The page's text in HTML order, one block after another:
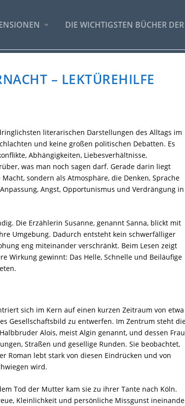
DIE WICHTIGSTEN BÜCHER
– LEKTÜREHILFE
literarischen Darstellungen des Alltags im
und keine großen politischen Debatten. Es
Abhängigkeiten, Liebesverhältnisse,
was man noch sagen darf. Gerade darin liegt
sondern als Atmosphäre, die Denken, Sprache
Angst, Opportunismus und Verdrängung in
Die Erzählerin Susanne, genannt Sanna, blickt mit
Umgebung. Dadurch entsteht kein schwerfälliger
eng miteinander verschränkt. Beim Lesen zeigt
Wirkung gewinnt: Das Helle, Schnelle und Beiläufige
sich im Kern auf einen kurzen Zeitraum von etwa
Gesellschaftsbild zu entwerfen. Im Zentrum steht
Alois, meist Algin genannt, und dessen Frau
Straßen und gesellige Runden. Sie beobachtet,
Roman lebt stark von diesen Eindrücken und von
wird.
Tod der Mutter kam sie zu ihrer Tante nach Köln.
Kleinlichkeit und persönliche Missgunst